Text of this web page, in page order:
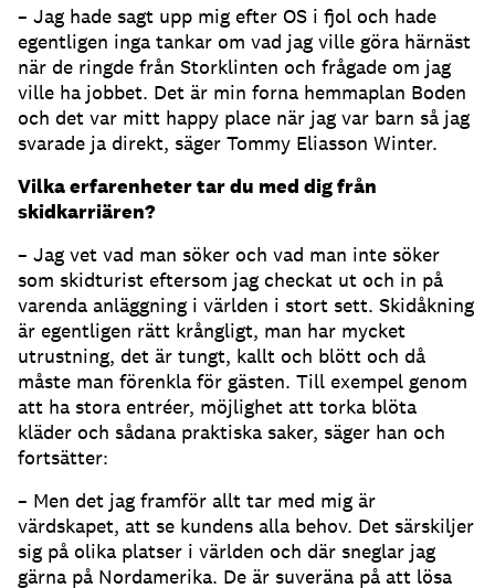
– Jag hade sagt upp mig efter OS i fjol och hade
egentligen inga tankar om vad jag ville göra härnäst
när de ringde från Storklinten och frågade om jag
ville ha jobbet. Det är min forna hemmaplan Boden
och det var mitt happy place när jag var barn så jag
svarade ja direkt, säger Tommy Eliasson Winter.
Vilka erfarenheter tar du med dig från
skidkarriären?
– Jag vet vad man söker och vad man inte söker
som skidturist eftersom jag checkat ut och in på
varenda anläggning i världen i stort sett. Skidåkning
är egentligen rätt krångligt, man har mycket
utrustning, det är tungt, kallt och blött och då
måste man förenkla för gästen. Till exempel genom
att ha stora entréer, möjlighet att torka blöta
kläder och sådana praktiska saker, säger han och
fortsätter:
– Men det jag framför allt tar med mig är
värdskapet, att se kundens alla behov. Det särskiljer
sig på olika platser i världen och där sneglar jag
gärna på Nordamerika. De är suveräna på att lösa